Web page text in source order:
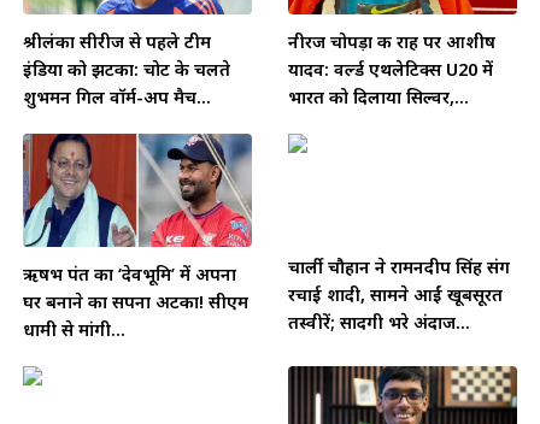
श्रीलंका सीरीज से पहले टीम
इंडिया को झटका: चोट के चलते
शुभमन गिल वॉर्म-अप मैच...
नीरज चोपड़ा की राह पर आशीष
यादव: वर्ल्ड एथलेटिक्स U20 में
भारत को दिलाया सिल्वर,...
ऋषभ पंत का ‘देवभूमि’ में अपना
घर बनाने का सपना अटका! सीएम
धामी से मांगी...
चार्ली चौहान ने रामनदीप सिंह संग
रचाई शादी, सामने आईं खूबसूरत
तस्वीरें; सादगी भरे अंदाज...